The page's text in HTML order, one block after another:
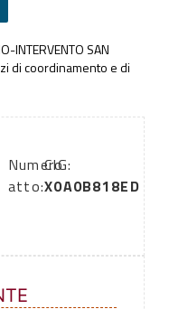
INTERVENTO SAN
di coordinamento e di
Numero
atto:
CIG:
X0A0B818ED